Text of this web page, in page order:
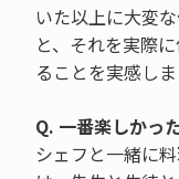
いた以上に大変
と、それを実際
ることを実感しま
Q. 一番楽しかっ
シェフと一緒に